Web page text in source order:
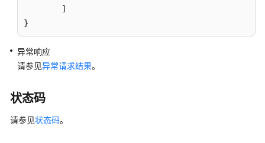
API
版
]
}
异常响应
请参见异常请求结果。
状态码
请参见状态码。